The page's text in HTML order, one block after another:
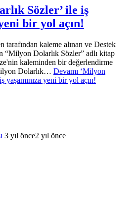
Sözler’ ile iş
bir yol açın!
kaleme alınan ve Destek
“Milyon Dolarlık Sözler” adlı kitap
kaleminden bir değerlendirme
Dolarlık… Devamı ‘Milyon
yaşamınıza yeni bir yol açın!
3 yıl önce2 yıl önce